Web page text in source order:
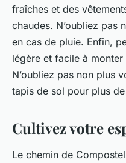
fraîches et des
chaudes. N’oubliez pas
en cas de pluie. Enfin,
légère et facile à
N’oubliez pas non plus
tapis de sol pour plus
Cultivez votre
Le chemin de